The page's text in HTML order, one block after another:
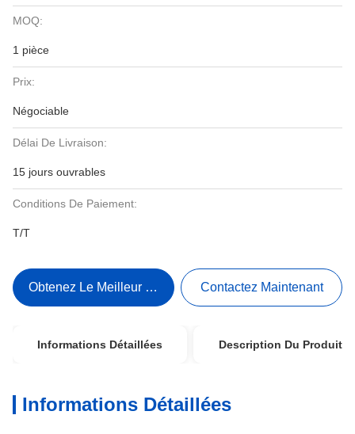
MOQ:
1 pièce
Prix:
Négociable
Délai De Livraison:
15 jours ouvrables
Conditions De Paiement:
T/T
Obtenez Le Meilleur Prix Contactez Maintenant
Informations Détaillées Description Du Produit
Informations Détaillées